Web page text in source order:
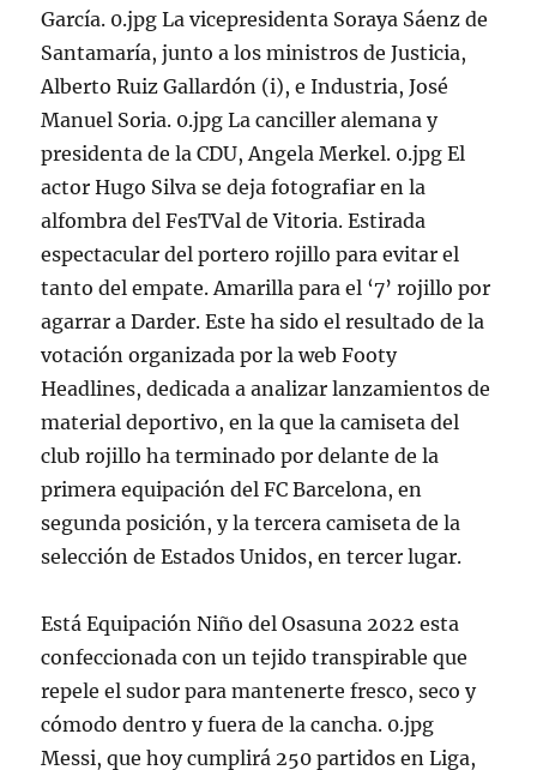
García. 0.jpg La vicepresidenta Soraya Sáenz de
Santamaría, junto a los ministros de Justicia,
Alberto Ruiz Gallardón (i), e Industria, José
Manuel Soria. 0.jpg La canciller alemana y
presidenta de la CDU, Angela Merkel. 0.jpg El
actor Hugo Silva se deja fotografiar en la
alfombra del FesTVal de Vitoria. Estirada
espectacular del portero rojillo para evitar el
tanto del empate. Amarilla para el ‘7’ rojillo por
agarrar a Darder. Este ha sido el resultado de la
votación organizada por la web Footy
Headlines, dedicada a analizar lanzamientos de
material deportivo, en la que la camiseta del
club rojillo ha terminado por delante de la
primera equipación del FC Barcelona, en
segunda posición, y la tercera camiseta de la
selección de Estados Unidos, en tercer lugar.
Está Equipación Niño del Osasuna 2022 esta
confeccionada con un tejido transpirable que
repele el sudor para mantenerte fresco, seco y
cómodo dentro y fuera de la cancha. 0.jpg
Messi, que hoy cumplirá 250 partidos en Liga,